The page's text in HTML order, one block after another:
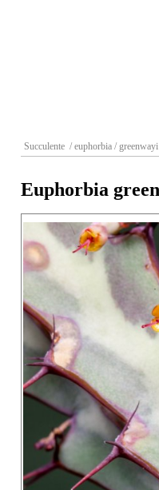
Succulente / euphorbia / greenwayi
Euphorbia